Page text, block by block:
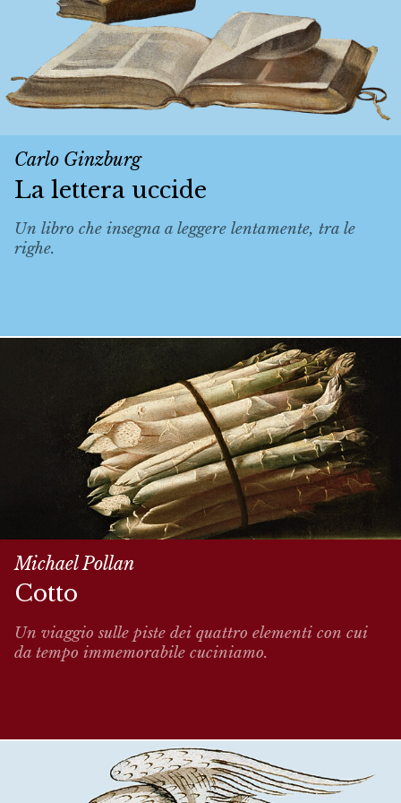
Carlo Ginzburg
La lettera uccide
Un libro che insegna a leggere lentamente, tra le
righe.
Michael Pollan
Cotto
Un viaggio sulle piste dei quattro elementi con cui
da tempo immemorabile cuciniamo.